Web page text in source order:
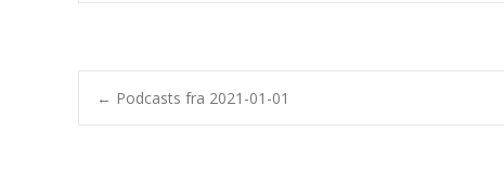
Post
← Podcasts fra 2021-01-01